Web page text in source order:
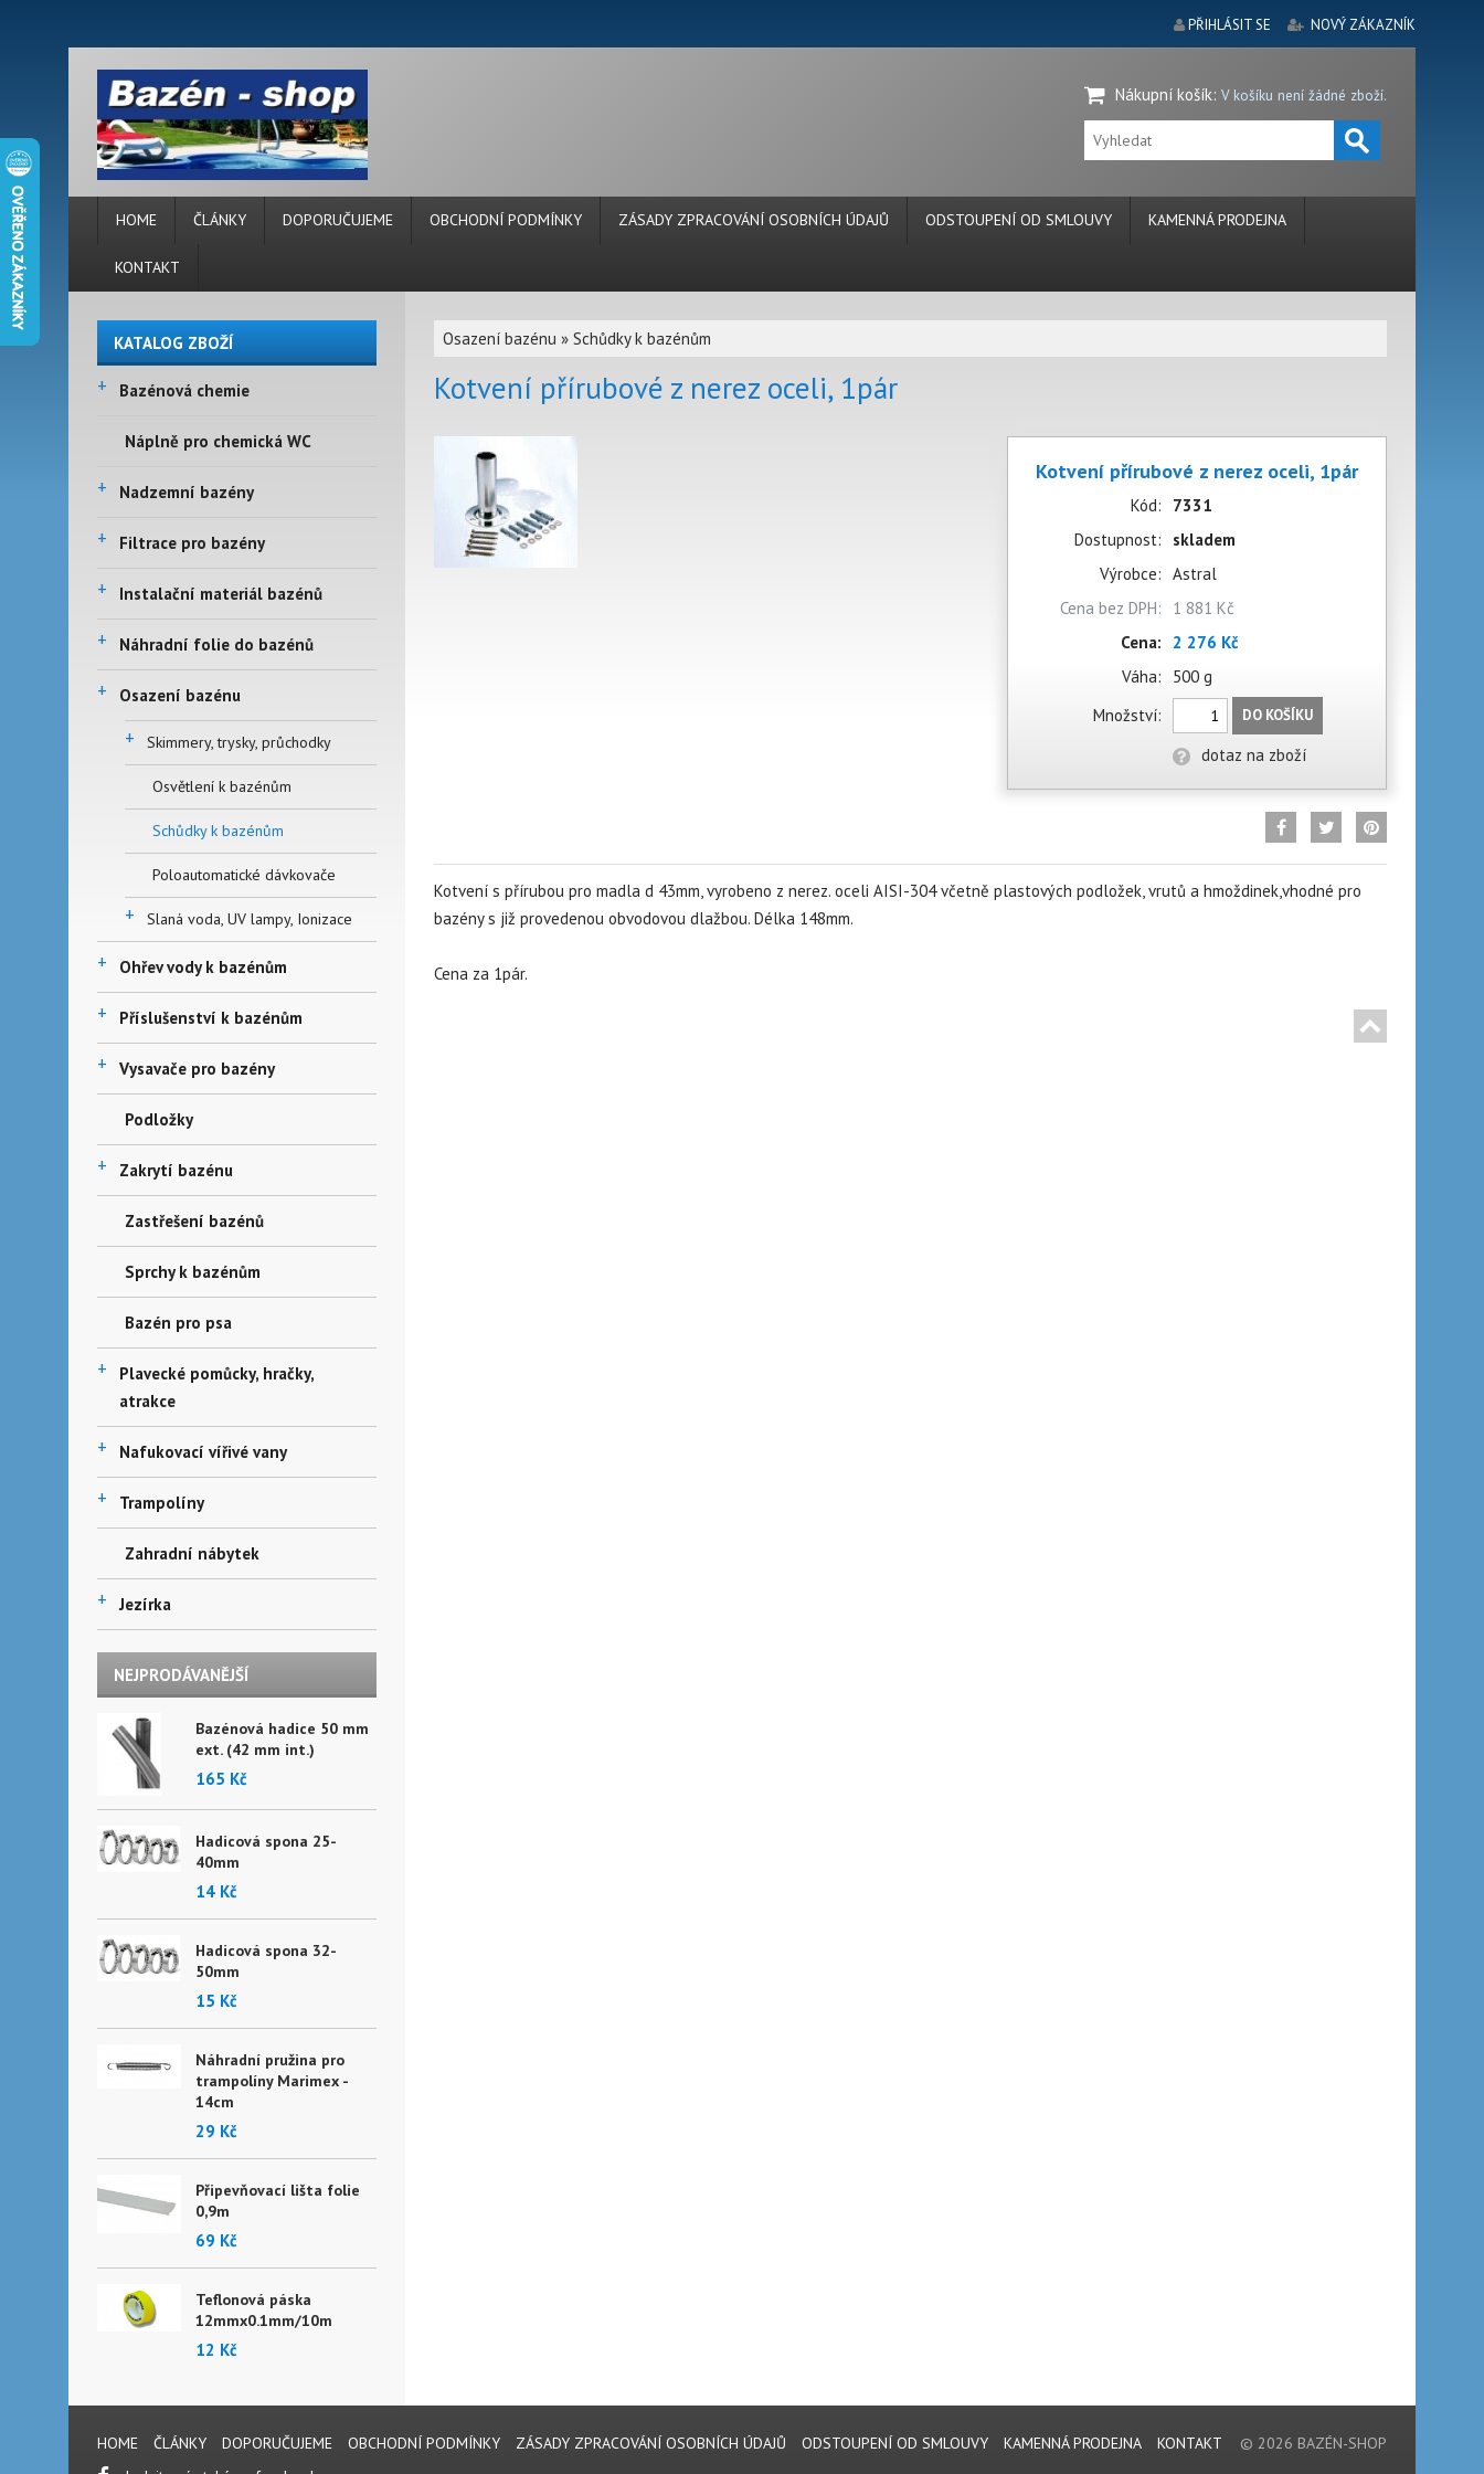
PŘIHLÁSIT SE NOVÝ ZÁKAZNÍK
Nákupní košík: V košíku není žádné zboží.
HOME ČLÁNKY DOPORUČUJEME OBCHODNÍ PODMÍNKY ZÁSADY ZPRACOVÁNÍ OSOBNÍCH ÚDAJŮ ODSTOUPENÍ OD SMLOUVY KAMENNÁ PRODEJNA
KONTAKT
KATALOG ZBOŽÍ
+ Bazénová chemie
Náplně pro chemická WC
+ Nadzemní bazény
+ Filtrace pro bazény
+ Instalační materiál bazénů
+ Náhradní folie do bazénů
+ Osazení bazénu
+ Skimmery, trysky, průchodky
Osvětlení k bazénům
Schůdky k bazénům
Poloautomatické dávkovače
+ Slaná voda, UV lampy, Ionizace
+ Ohřev vody k bazénům
+ Příslušenství k bazénům
+ Vysavače pro bazény
Podložky
+ Zakrytí bazénu
Zastřešení bazénů
Sprchy k bazénům
Bazén pro psa
+
Plavecké pomůcky, hračky,
atrakce
+ Nafukovací vířivé vany
+ Trampolíny
Zahradní nábytek
+ Jezírka
NEJPRODÁVANĚJŠÍ
Bazénová hadice 50 mm
ext. (42 mm int.)
165 Kč
Hadicová spona 25-
40mm
14 Kč
Hadicová spona 32-
50mm
15 Kč
Náhradní pružina pro
trampolíny Marimex -
14cm
29 Kč
Připevňovací lišta folie
0,9m
69 Kč
Teflonová páska
12mmx0.1mm/10m
12 Kč
Osazení bazénu » Schůdky k bazénům
Kotvení přírubové z nerez oceli, 1pár
Kotvení přírubové z nerez oceli, 1pár
Kód:
7331
Dostupnost:
skladem
Výrobce: Astral
Cena bez DPH:
1 881 Kč
Cena:
2 276 Kč
Váha:
500 g
Množství:
DO KOŠÍKU
dotaz na zboží
Kotvení s přírubou pro madla d 43mm, vyrobeno z nerez. oceli AISI-304 včetně plastových podložek, vrutů a hmoždinek,vhodné pro
bazény s již provedenou obvodovou dlažbou. Délka 148mm.
Cena za 1pár.
HOME ČLÁNKY DOPORUČUJEME OBCHODNÍ PODMÍNKY ZÁSADY ZPRACOVÁNÍ OSOBNÍCH ÚDAJŮ ODSTOUPENÍ OD SMLOUVY KAMENNÁ PRODEJNA KONTAKT
© 2026 BAZÉN-SHOP